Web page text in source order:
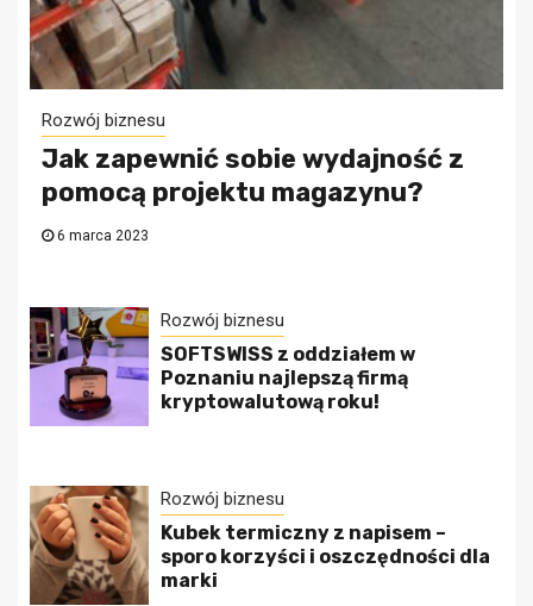
Rozwój biznesu
Jak zapewnić sobie wydajność z
pomocą projektu magazynu?
6 marca 2023
Rozwój biznesu
SOFTSWISS z oddziałem w
Poznaniu najlepszą firmą
kryptowalutową roku!
Rozwój biznesu
Kubek termiczny z napisem –
sporo korzyści i oszczędności dla
marki